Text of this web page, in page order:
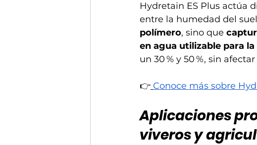
Hydretain ES Plus actúa
entre la humedad del
polímero, sino que
en agua utilizable para
un 30 % y 50 %, sin
👉 Conoce más sobre
Aplicaciones
viveros y